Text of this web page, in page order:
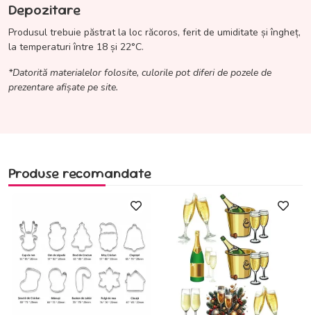
Depozitare
Produsul trebuie păstrat la loc răcoros, ferit de umiditate și îngheț,
la temperaturi între 18 și 22°C.
*Datorită materialelor folosite, culorile pot diferi de pozele de
prezentare afișate pe site.
Produse recomandate